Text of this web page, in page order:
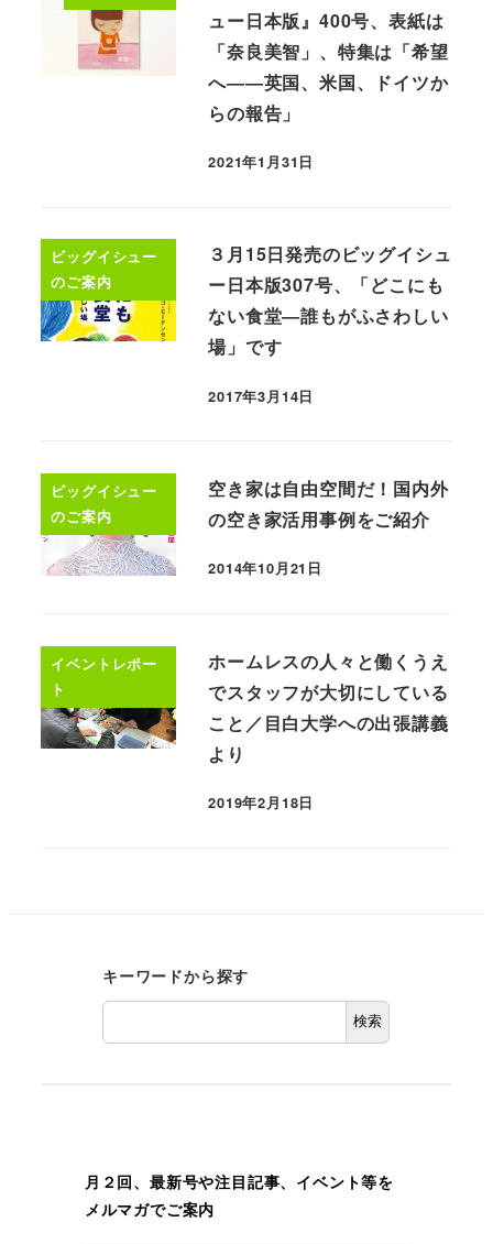
ュー日本版』400号、表紙は
「奈良美智」、特集は「希望
へ――英国、米国、ドイツか
らの報告」
2021年1月31日
ビッグイシュー
のご案内
３月15日発売のビッグイシュ
ー日本版307号、「どこにも
ない食堂―誰もがふさわしい
場」です
2017年3月14日
ビッグイシュー
のご案内
空き家は自由空間だ！国内外
の空き家活用事例をご紹介
2014年10月21日
イベントレポー
ト
ホームレスの人々と働くうえ
でスタッフが大切にしている
こと／目白大学への出張講義
より
2019年2月18日
キーワードから探す
検索
月２回、最新号や注目記事、イベント等を
メルマガでご案内